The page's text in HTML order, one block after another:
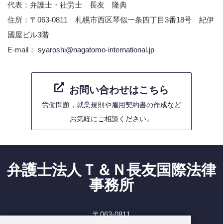
代表：弁護士・社労士 長友 隆典
住所：〒063-0811 札幌市西区琴似一条四丁目3番18号 紀伊
國屋ビル3階
E-mail： syaroshi@nagatomo-international.jp
お問い合わせはこちら
労働問題，就業規則や雇用契約書の作成など
お気軽にご相談ください。
弁護士法人Ｔ＆Ｎ長友国際法律
事務所
〒063-0811